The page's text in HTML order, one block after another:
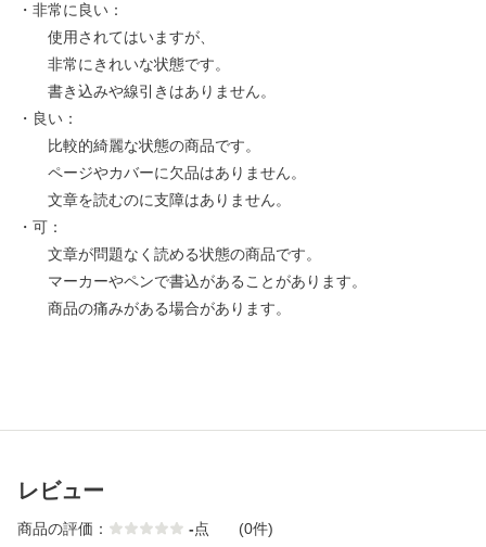
・非常に良い：
使用されてはいますが、
非常にきれいな状態です。
書き込みや線引きはありません。
・良い：
比較的綺麗な状態の商品です。
ページやカバーに欠品はありません。
文章を読むのに支障はありません。
・可：
文章が問題なく読める状態の商品です。
マーカーやペンで書込があることがあります。
商品の痛みがある場合があります。
レビュー
商品の評価： -点 (0件)